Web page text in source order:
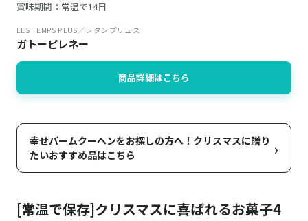
賞味期間：常温で14日
LES TEMPS PLUS／レタンプリュス
ガトーピレネー
商品詳細はこちら
幸せバームクーヘンをお探しの方へ！クリスマスに贈り
たいおすすめ品はこちら
›
[常温で保存]クリスマスに喜ばれるお菓子4